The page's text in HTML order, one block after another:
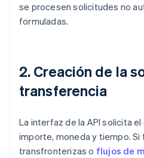
se procesen solicitudes no
formuladas.
2. Creación de la
transferencia
La interfaz de la API solicita
importe, moneda y tiempo.
transfronterizas o flujos de